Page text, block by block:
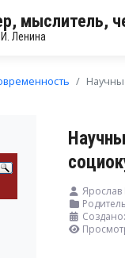
мыслитель,
Ленина
Ярослав